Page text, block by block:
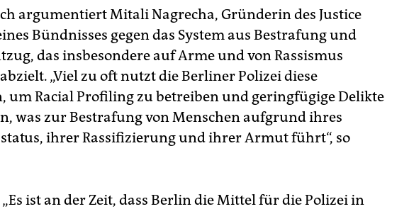
argumentiert Mitali Nagrecha, Gründerin des Justice
Bündnisses gegen das System aus Bestrafung und
das insbesondere auf Arme und von Rassismus
„Viel zu oft nutzt die Berliner Polizei diese
um Racial Profiling zu betreiben und geringfügige Delikte
was zur Bestrafung von Menschen aufgrund ihres
ihrer Rassifizierung und ihrer Armut führt“, so
ist an der Zeit, dass Berlin die Mittel für die Polizei in